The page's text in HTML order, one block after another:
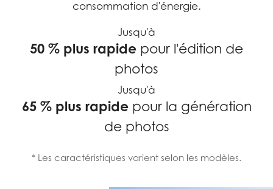
consommation d'énergie.
Jusqu'à
50 % plus rapide pour l'édition de
photos
Jusqu'à
65 % plus rapidepour la génération
de photos
* Les caractéristiques varient selon les modèles.